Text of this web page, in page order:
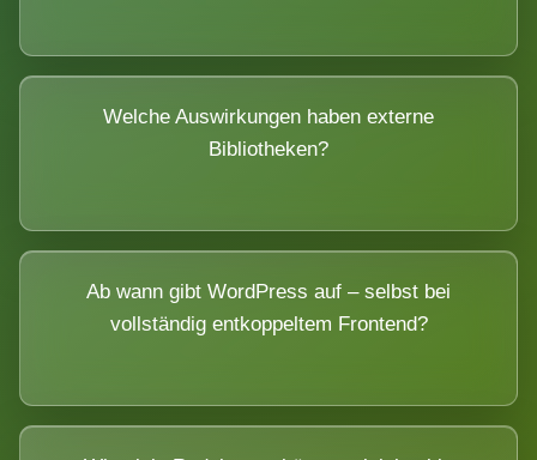
Welche Auswirkungen haben externe
Bibliotheken?
Ab wann gibt WordPress auf – selbst bei
vollständig entkoppeltem Frontend?